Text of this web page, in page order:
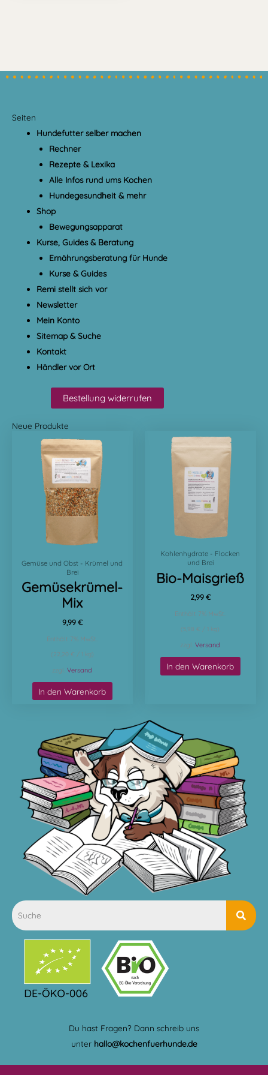
Seiten
Hundefutter selber machen
Rechner
Rezepte & Lexika
Alle Infos rund ums Kochen
Hundegesundheit & mehr
Shop
Bewegungsapparat
Kurse, Guides & Beratung
Ernährungsberatung für Hunde
Kurse & Guides
Remi stellt sich vor
Newsletter
Mein Konto
Sitemap & Suche
Kontakt
Händler vor Ort
Bestellung widerrufen
Neue Produkte
Gemüse und Obst - Krümel und
Brei
Gemüsekrümel-
Mix
9,99 €
Enthält 7% MwSt.
(22,20 € / 1 kg)
zzgl.Versand
In den Warenkorb
Kohlenhydrate - Flocken
und Brei
Bio-Maisgrieß
2,99 €
Enthält 7% MwSt.
(5,98 € / 1 kg)
zzgl.Versand
In den Warenkorb
Du hast Fragen? Dann schreib uns
unterhallo@kochenfuerhunde.de